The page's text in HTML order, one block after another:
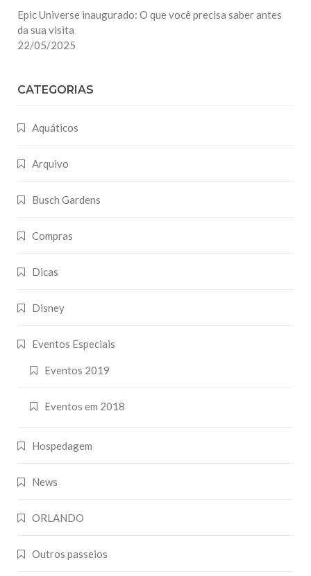
Epic Universe inaugurado: O que você precisa saber antes
da sua visita
22/05/2025
CATEGORIAS
Aquáticos
Arquivo
Busch Gardens
Compras
Dicas
Disney
Eventos Especiais
Eventos 2019
Eventos em 2018
Hospedagem
News
ORLANDO
Outros passeios